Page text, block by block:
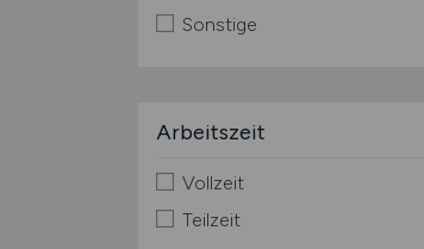
Sonstige
Arbeitszeit
Vollzeit
Teilzeit